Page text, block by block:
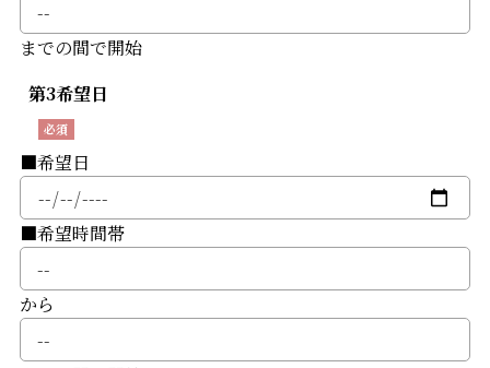
までの間で開始
第3希望日
■希望日
■希望時間帯
から